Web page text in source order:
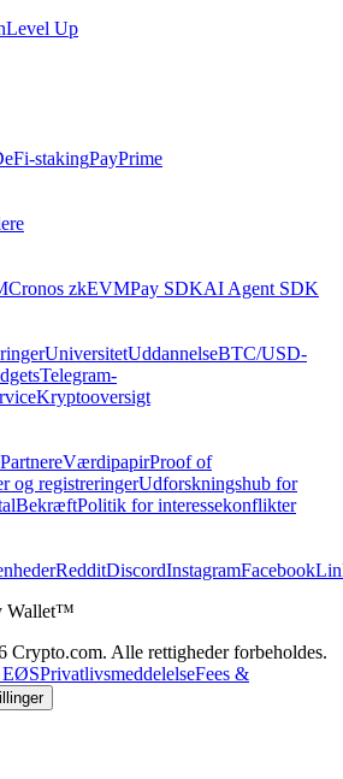
Level Up
stakingPayPrime
Cronos zkEVMPay SDKAI Agent SDK
UniversitetUddannelseBTC/USD-
Telegram-
Kryptooversigt
PartnereVærdipapirProof of
og registreringerUdforskningshub for
BekræftPolitik for interessekonflikter
RedditDiscordInstagramFacebook
Wallet™
Alle rettigheder forbeholdes.
EØSPrivatlivsmeddelelseFees &